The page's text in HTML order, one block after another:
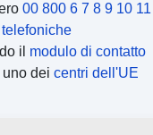
00 800 6 7 8 9 10 11
il modulo di contatto
uno dei centri dell'UE